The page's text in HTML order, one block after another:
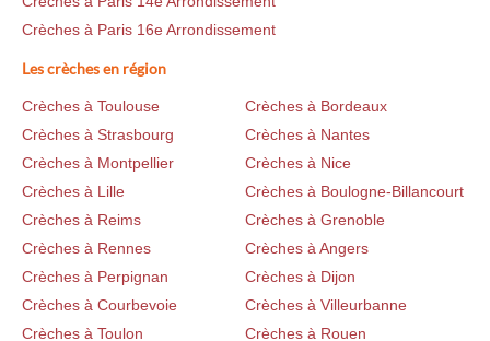
Crèches à Paris 16e Arrondissement
Les crèches en région
Crèches à Toulouse
Crèches à Bordeaux
Crèches à Strasbourg
Crèches à Nantes
Crèches à Montpellier
Crèches à Nice
Crèches à Lille
Crèches à Boulogne-Billancourt
Crèches à Reims
Crèches à Grenoble
Crèches à Rennes
Crèches à Angers
Crèches à Perpignan
Crèches à Dijon
Crèches à Courbevoie
Crèches à Villeurbanne
Crèches à Toulon
Crèches à Rouen